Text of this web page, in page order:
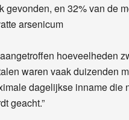
gevonden, en 32% van de
arsenicum
hoeveelheden
waren vaak duizenden
dagelijkse inname die
geacht.”